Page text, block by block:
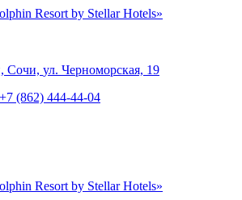
Сочи, ул. Черноморская, 19
+7 (862) 444-44-04